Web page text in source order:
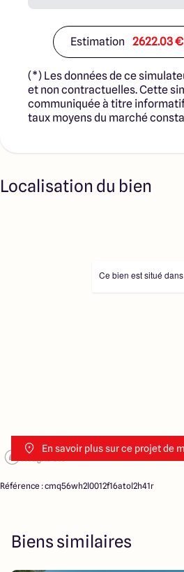
Estimation 2622.03 €
(*) Les données de ce
et non contractuelles. Cette
communiquée à titre
taux moyens du marché
Localisation du bien
En savoir plus sur ce projet de
Ce bien est situé
Référence : cmq56wh2l0012f16atol2h41r
Biens similaires